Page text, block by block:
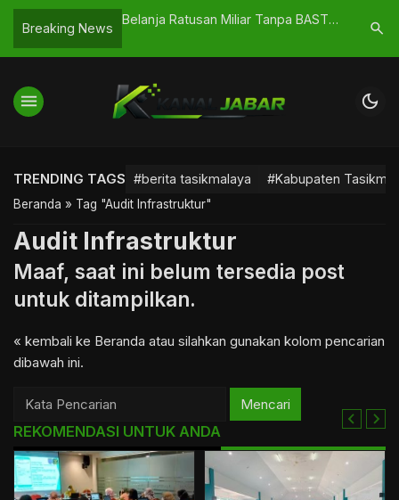
Breaking News
Series 2026
Belanja Ratusan Miliar Tanpa BAST,
Transparan
search
menu dark_mode
TRENDING TAGS #berita tasikmalaya #Kabupaten
Beranda » Tag "Audit Infrastruktur"
Audit Infrastruktur
Maaf, saat ini belum tersedia post
untuk ditampilkan.
« kembali ke Beranda atau silahkan gunakan kolom pencarian
dibawah ini.
Mencari
REKOMENDASI UNTUK ANDA